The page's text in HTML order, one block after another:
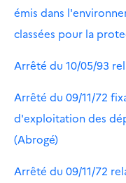
émis dans
classées pour la
Arrêté du 10/05/93
Arrêté du 09/11/72
d'exploitation des
(Abrogé)
Arrêté du 09/11/72